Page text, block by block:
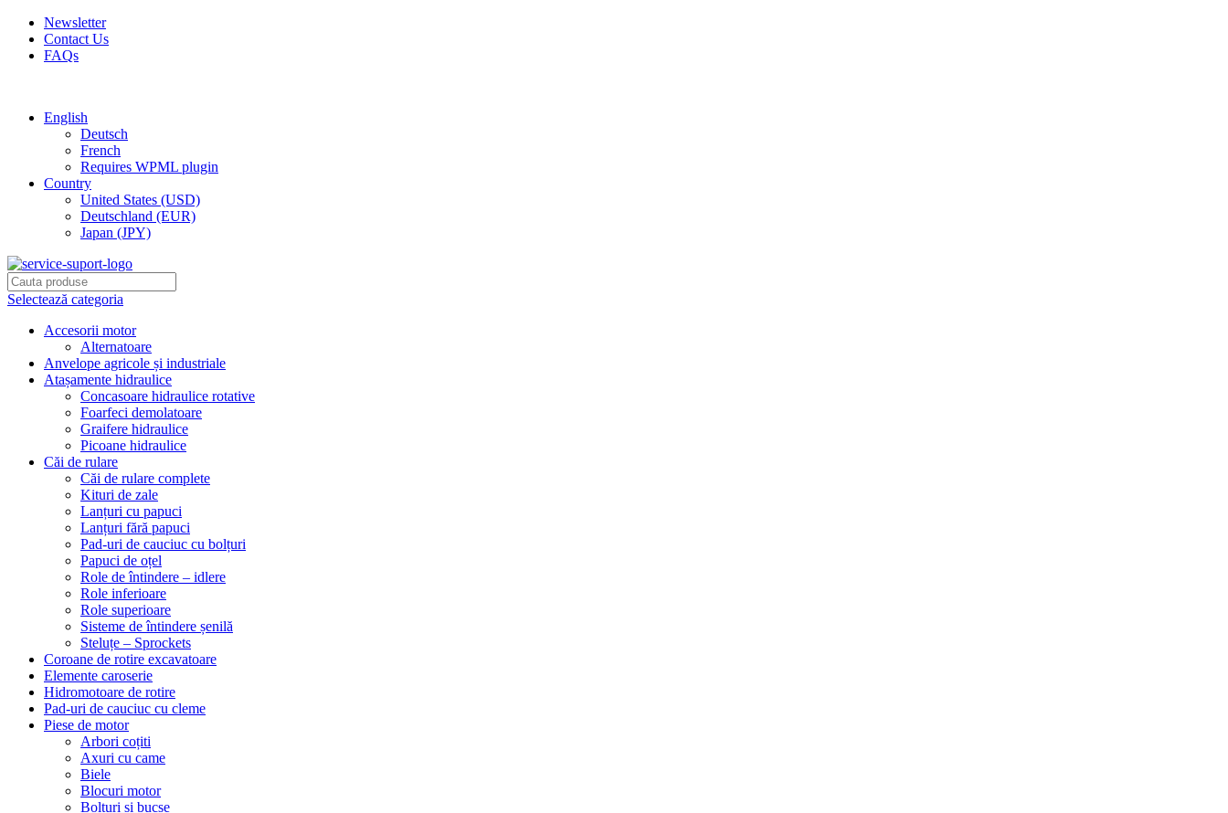
Newsletter
Contact Us
FAQs
English
Deutsch
French
Requires WPML plugin
Country
United States (USD)
Deutschland (EUR)
Japan (JPY)
Selectează categoria
Accesorii motor
Alternatoare
Anvelope agricole și industriale
Atașamente hidraulice
Concasoare hidraulice rotative
Foarfeci demolatoare
Graifere hidraulice
Picoane hidraulice
Căi de rulare
Căi de rulare complete
Kituri de zale
Lanțuri cu papuci
Lanțuri fără papuci
Pad-uri de cauciuc cu bolțuri
Papuci de oțel
Role de întindere – idlere
Role inferioare
Role superioare
Sisteme de întindere șenilă
Steluțe – Sprockets
Coroane de rotire excavatoare
Elemente caroserie
Hidromotoare de rotire
Pad-uri de cauciuc cu cleme
Piese de motor
Arbori coțiti
Axuri cu came
Biele
Blocuri motor
Bolțuri și bucșe